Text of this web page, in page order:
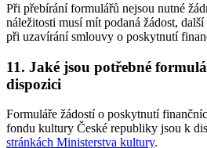
Při přebírání formulářů nejsou nutné
náležitosti musí mít podaná žádost,
při uzavírání smlouvy o poskytnutí
11. Jaké jsou potřebné
dispozici
Formuláře žádostí o poskytnutí
fondu kultury České republiky jsou k
stránkách Ministerstva kultury.